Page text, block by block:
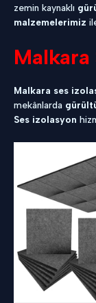
zemin kaynaklı
malzemelerimiz
Malkara
Malkara ses
mekânlarda
Ses izolasyon